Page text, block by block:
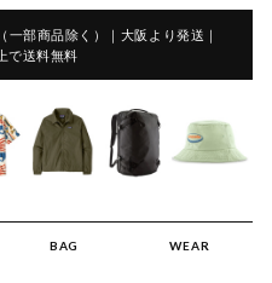
部商品除く）｜大阪より発送｜
で送料無料
BAG WEAR